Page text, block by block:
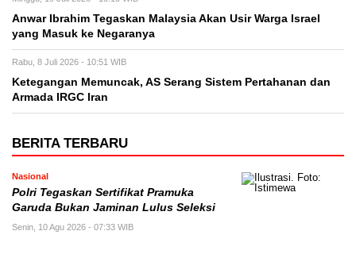
Anwar Ibrahim Tegaskan Malaysia Akan Usir Warga Israel
yang Masuk ke Negaranya
Rabu, 8 Juli 2026 - 10:51 WIB
Ketegangan Memuncak, AS Serang Sistem Pertahanan dan
Armada IRGC Iran
BERITA TERBARU
Nasional
Polri Tegaskan Sertifikat Pramuka
Garuda Bukan Jaminan Lulus Seleksi
Senin, 10 Agu 2026 - 07:33 WIB